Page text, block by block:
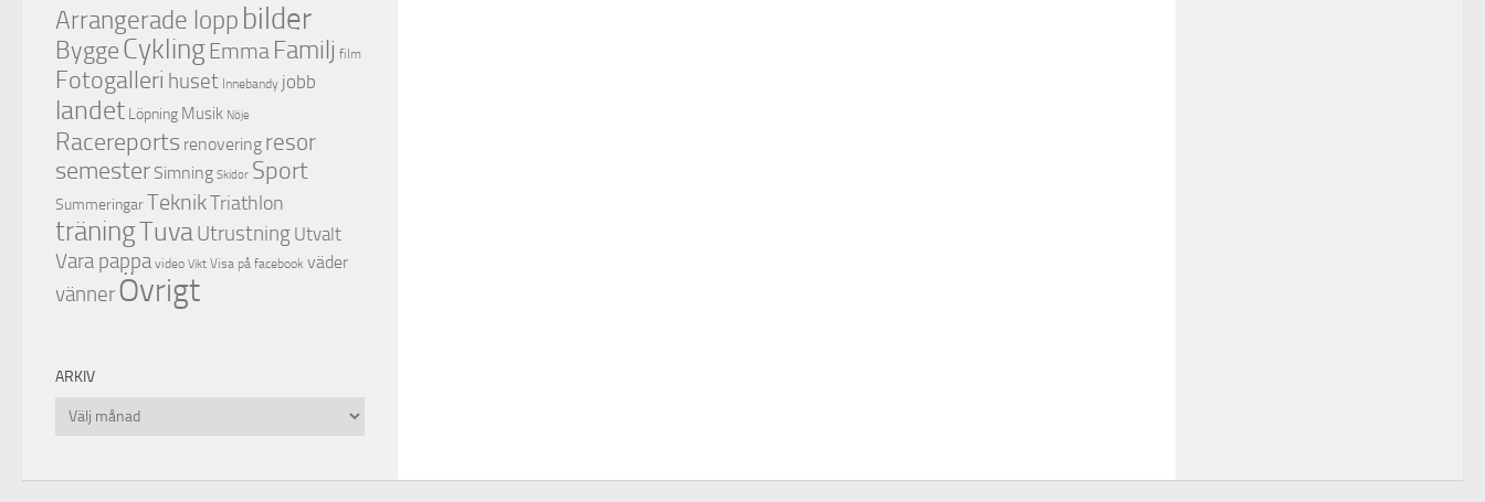
Arrangerade lopp bilder
ByggeCyklingEmma Familj film
Fotogalleri huset Innebandy jobb
landet Löpning Musik Nöje
Racereports renovering resor
semester Simning Skidor Sport
SummeringarTeknikTriathlon
träningTuvaUtrustning Utvalt
Vara pappa video Vikt Visa på facebook väder
vännerÖvrigt
ARKIV
Arkiv